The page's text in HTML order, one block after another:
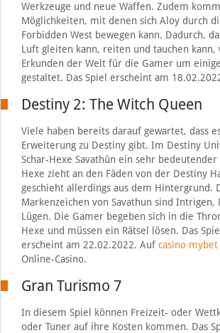
Werkzeuge und neue Waffen. Zudem
Möglichkeiten, mit denen sich Aloy durch
Forbidden West bewegen kann. Dadurch,
Luft gleiten kann, reiten und tauchen kann,
Erkunden der Welt für die Gamer um
gestaltet. Das Spiel erscheint am
Destiny 2: The Witch Queen
Viele haben bereits darauf gewartet, dass
Erweiterung zu Destiny gibt. Im Destiny
Schar-Hexe Savathûn ein sehr
Hexe zieht an den Fäden von der Destiny
geschieht allerdings aus dem Hintergrund.
Markenzeichen von Savathun sind Intrigen,
Lügen. Die Gamer begeben sich in die
Hexe und müssen ein Rätsel lösen. Das
erscheint am 22.02.2022. Auf casino mybet
Online-Casino.
Gran Turismo 7
In diesem Spiel können Freizeit- oder
oder Tuner auf ihre Kosten kommen. Das